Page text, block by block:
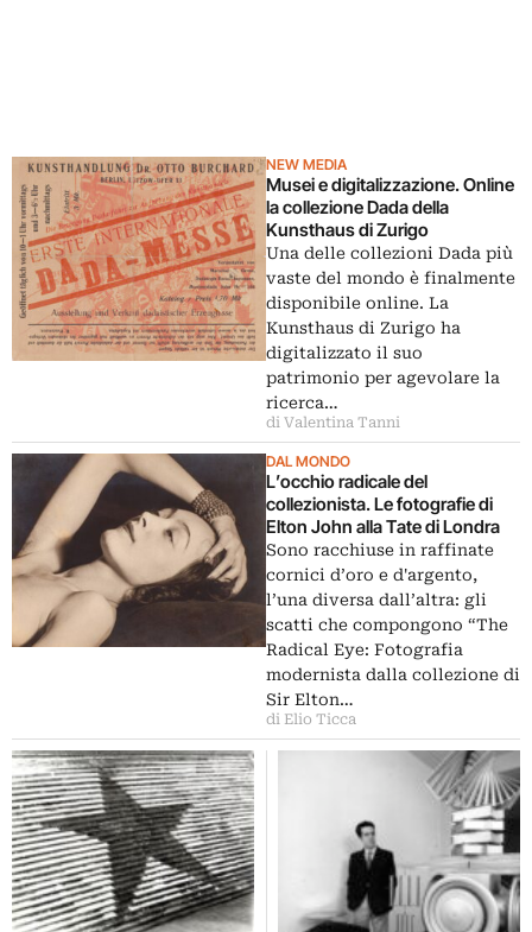
NEW MEDIA
Musei e digitalizzazione. Online
la collezione Dada della
Kunsthaus di Zurigo
Una delle collezioni Dada più
vaste del mondo è finalmente
disponibile online. La
Kunsthaus di Zurigo ha
digitalizzato il suo
patrimonio per agevolare la
ricerca…
di Valentina Tanni
DAL MONDO
L’occhio radicale del
collezionista. Le fotografie di
Elton John alla Tate di Londra
Sono racchiuse in raffinate
cornici d’oro e d'argento,
l’una diversa dall’altra: gli
scatti che compongono “The
Radical Eye: Fotografia
modernista dalla collezione di
Sir Elton…
di Elio Ticca